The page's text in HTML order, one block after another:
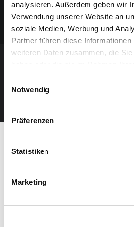
analysieren. Außerdem geben wir
Verwendung unserer Website an
soziale Medien, Werbung und
Partner führen diese
weiteren Daten zusammen, die
Notwendig
Präferenzen
Statistiken
Marketing